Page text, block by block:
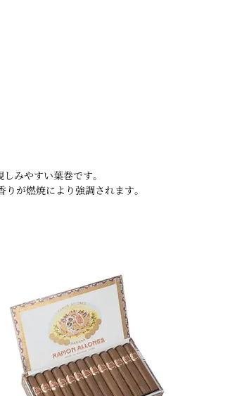
みやすい葉巻です｡
りが燃焼により強調されます｡